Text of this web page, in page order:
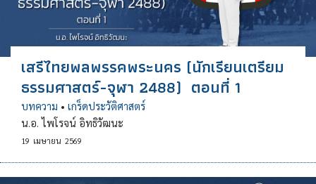
เสรีไทยพลพรรคพระนคร (นักเรียนเตรียม
ธรรมศาสตร์-จุฬา 2488) ตอนที่ 1
บทความ • เกร็ดประวัติศาสตร์
น.อ. ไพโรจน์ อิทธิวัฒนะ
19 เมษายน 2569